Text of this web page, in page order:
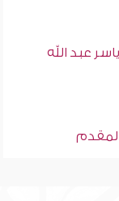
عبد الله